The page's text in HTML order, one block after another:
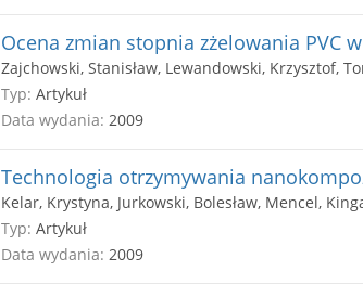
Ocena zmian stopnia zżelowania PVC
Zajchowski, Stanisław, Lewandowski, Krzysztof,
Typ: Artykuł
Data wydania: 2009
Technologia otrzymywania
Kelar, Krystyna, Jurkowski, Bolesław, Mencel,
Typ: Artykuł
Data wydania: 2009